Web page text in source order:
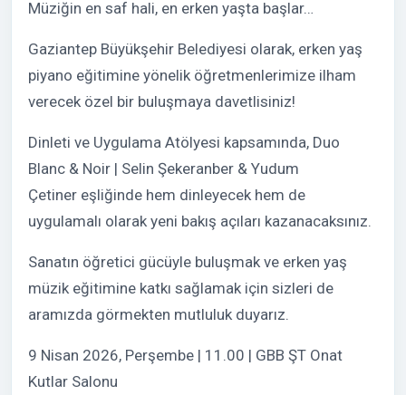
Müziğin en saf hali, en erken yaşta başlar…
Gaziantep Büyükşehir Belediyesi olarak, erken yaş
piyano eğitimine yönelik öğretmenlerimize ilham
verecek özel bir buluşmaya davetlisiniz!
Dinleti ve Uygulama Atölyesi kapsamında, Duo
Blanc & Noir | Selin Şekeranber & Yudum
Çetiner eşliğinde hem dinleyecek hem de
uygulamalı olarak yeni bakış açıları kazanacaksınız.
Sanatın öğretici gücüyle buluşmak ve erken yaş
müzik eğitimine katkı sağlamak için sizleri de
aramızda görmekten mutluluk duyarız.
9 Nisan 2026, Perşembe | 11.00 | GBB ŞT Onat
Kutlar Salonu